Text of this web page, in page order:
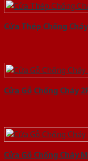
Cửa Thép Chống
Cửa Gỗ Chống Cháy
Cửa Gỗ Chống Cháy